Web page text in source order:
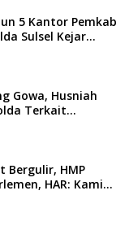
5 Kantor Pemkab
Sulsel Kejar
Gowa, Husniah
Terkait
Bergulir, HMP
HAR: Kami